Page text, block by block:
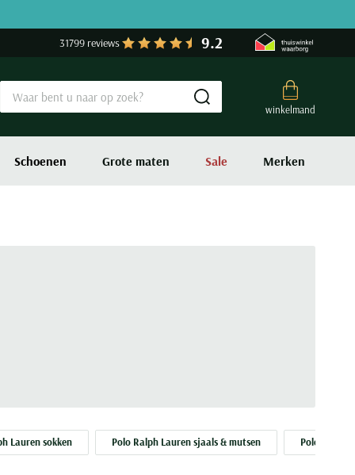
31799 reviews 9.2
winkelmand
Submit search
Schoenen Grote maten Sale Merken
Lauren sokken Polo Ralph Lauren sjaals & mutsen Polo Ralph